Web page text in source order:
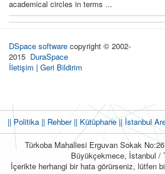
academical circles in terms ...
DSpace software copyright © 2002-
2015 DuraSpace
İletişim | Geri Bildirim
|| Politika|| Rehber|| Kütüphane|| İstanbul
Türkoba Mahallesi Erguvan Sokak
Büyükçekmece, İstanbul /
İçerikte herhangi bir hata görürseniz, lütfen